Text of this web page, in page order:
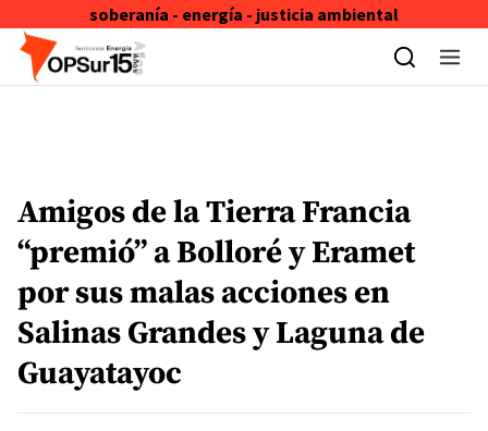
soberanía - energía - justicia ambiental
Skip to content
Amigos de la Tierra Francia
“premió” a Bolloré y Eramet
por sus malas acciones en
Salinas Grandes y Laguna de
Guayatayoc